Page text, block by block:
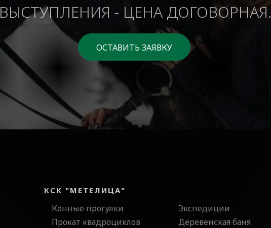
ВЫСТУПЛЕНИЯ - ЦЕНА ДОГОВОРНАЯ.
ОСТАВИТЬ ЗАЯВКУ
КСК "МЕТЕЛИЦА"
Конные прогулки
Прокат квадроциклов
Экспедиции
Деревенская баня